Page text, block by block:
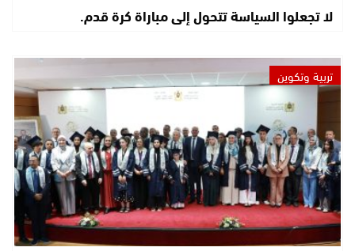
لا تجعلوا السياسة تتحول إلى مباراة كرة قدم.
تربية وتكوين